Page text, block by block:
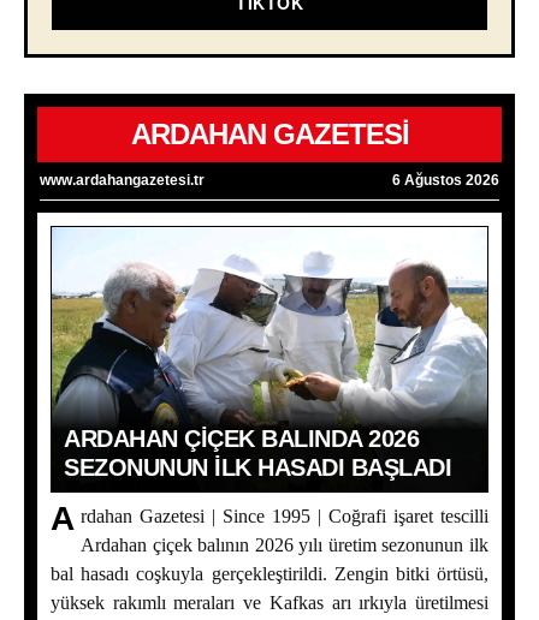
ARDAHAN GAZETESİ
www.ardahangazetesi.tr 6 Ağustos 2026
ARDAHAN ÇIÇEK BALINDA 2026
SEZONUNUN İLK HASADI BAŞLADI
A rdahan Gazetesi | Since 1995 | Coğrafi işaret tescilli
Ardahan çiçek balının 2026 yılı üretim sezonunun ilk
bal hasadı coşkuyla gerçekleştirildi. Zengin bitki örtüsü,
yüksek rakımlı meraları ve Kafkas arı ırkıyla üretilmesi